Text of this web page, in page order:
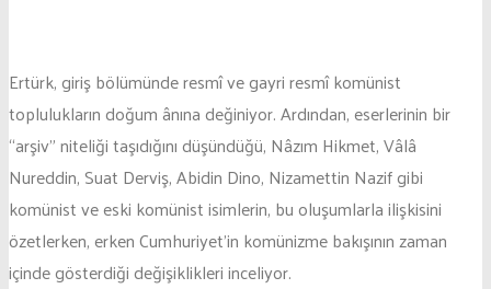
Ertürk, giriş bölümünde resmî ve gayri resmî komünist
toplulukların doğum ânına değiniyor. Ardından, eserlerinin bir
“arşiv” niteliği taşıdığını düşündüğü, Nâzım Hikmet, Vâlâ
Nureddin, Suat Derviş, Abidin Dino, Nizamettin Nazif gibi
komünist ve eski komünist isimlerin, bu oluşumlarla ilişkisini
özetlerken, erken Cumhuriyet’in komünizme bakışının zaman
içinde gösterdiği değişiklikleri inceliyor.